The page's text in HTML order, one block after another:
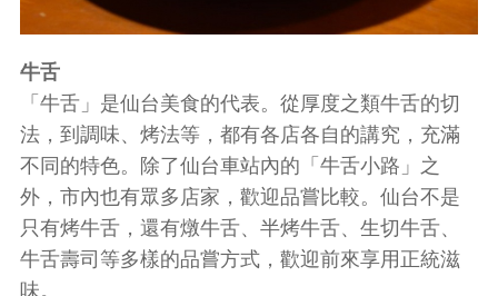
牛舌
「牛舌」是仙台美食的代表。從厚度之類牛舌的切
法，到調味、烤法等，都有各店各自的講究，充滿
不同的特色。除了仙台車站內的「牛舌小路」之
外，市內也有眾多店家，歡迎品嘗比較。仙台不是
只有烤牛舌，還有燉牛舌、半烤牛舌、生切牛舌、
牛舌壽司等多樣的品嘗方式，歡迎前來享用正統滋
味。